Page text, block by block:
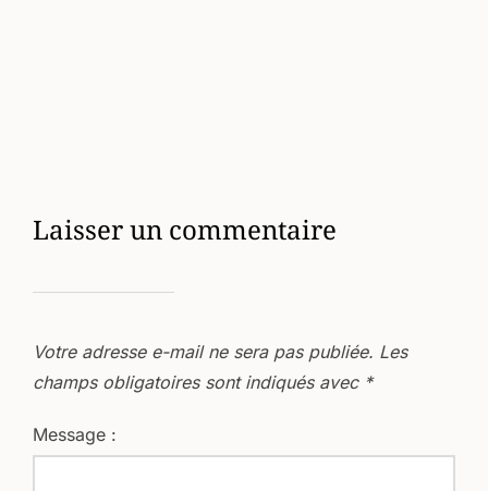
Laisser un commentaire
Votre adresse e-mail ne sera pas publiée. Les
champs obligatoires sont indiqués avec *
Message :